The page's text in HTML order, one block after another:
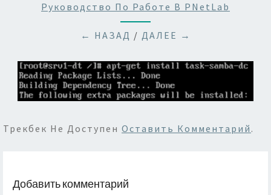
Руководство По Работе В PNetLab
← НАЗАД / ДАЛЕЕ →
Трекбек Не Доступен Оставить Комментарий .
Добавить комментарий